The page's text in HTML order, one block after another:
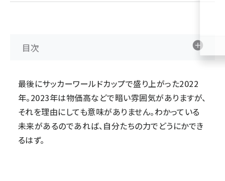
目次
最後にサッカーワールドカップで盛り上がった2022
年。2023年は物価高などで暗い雰囲気がありますが、
それを理由にしても意味がありません。わかっている
未来があるのであれば、自分たちの力でどうにかでき
るはず。